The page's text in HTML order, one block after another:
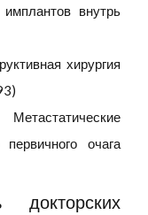
внутрь
хирургия
очага
докторских